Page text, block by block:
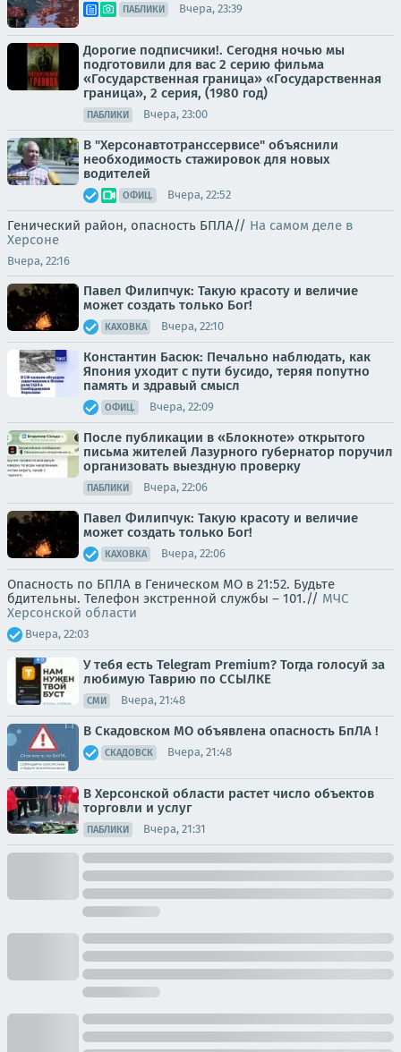
ПАБЛИКИ Вчера, 23:39
Дорогие подписчики!. Сегодня ночью мы
подготовили для вас 2 серию фильма
«Государственная граница» «Государственная
граница», 2 серия, (1980 год)
ПАБЛИКИ Вчера, 23:00
В "Херсонавтотранссервисе" объяснили
необходимость стажировок для новых
водителей
ОФИЦ. Вчера, 22:52
Генический район, опасность БПЛА// На самом деле в
Херсоне
Вчера, 22:16
Павел Филипчук: Такую красоту и величие
может создать только Бог!
КАХОВКА Вчера, 22:10
Константин Басюк: Печально наблюдать, как
Япония уходит с пути бусидо, теряя попутно
память и здравый смысл
ОФИЦ. Вчера, 22:09
После публикации в «Блокноте» открытого
письма жителей Лазурного губернатор поручил
организовать выездную проверку
ПАБЛИКИ Вчера, 22:06
Павел Филипчук: Такую красоту и величие
может создать только Бог!
КАХОВКА Вчера, 22:06
Опасность по БПЛА в Геническом МО в 21:52. Будьте
бдительны. Телефон экстренной службы – 101.// МЧС
Херсонской области
Вчера, 22:03
У тебя есть Telegram Premium? Тогда голосуй за
любимую Таврию по ССЫЛКЕ
СМИ Вчера, 21:48
В Скадовском МО объявлена опасность БпЛА !
СКАДОВСК Вчера, 21:48
В Херсонской области растет число объектов
торговли и услуг
ПАБЛИКИ Вчера, 21:31